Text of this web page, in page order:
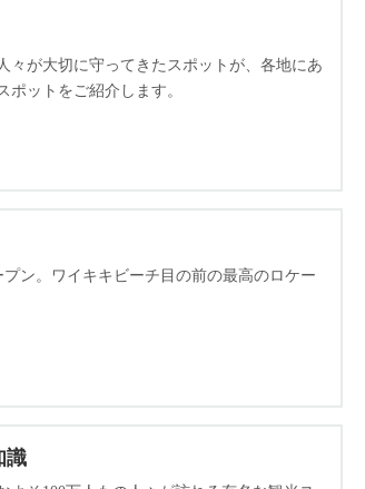
々が大切に守ってきたスポットが、各地にあ
ットをご紹介します。
ン。ワイキキビーチ目の前の最高のロケー
識